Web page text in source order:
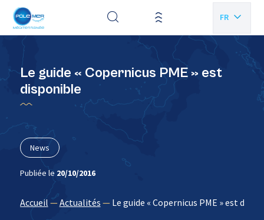
FR
Le guide « Copernicus PME » est
disponible
News
Publiée le 20/10/2016
Accueil —Actualités — Le guide « Copernicus PME » est
Panneau de gestion des cookies